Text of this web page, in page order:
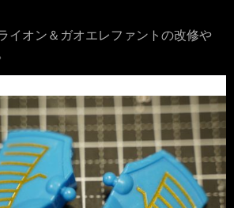
イオン＆ガオエレファントの改修や